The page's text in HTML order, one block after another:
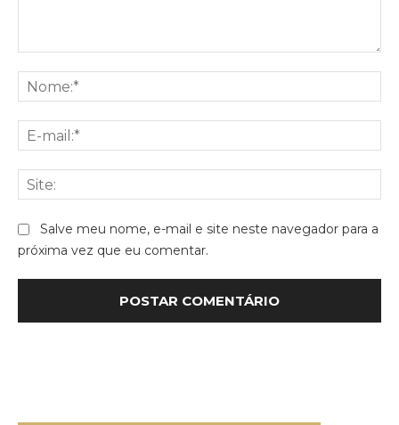
Salve meu nome, e-mail e site neste navegador para a
próxima vez que eu comentar.